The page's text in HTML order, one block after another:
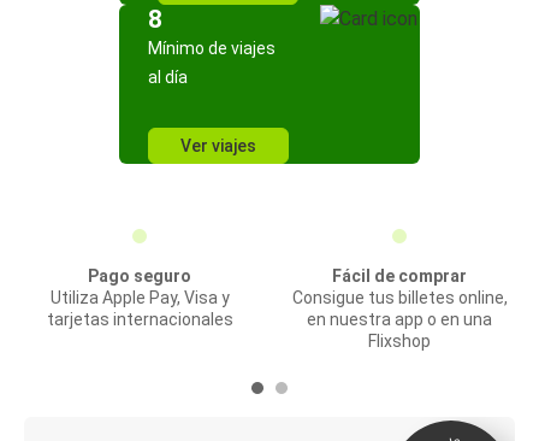
8
Mínimo de viajes
al día
Ver viajes
Pago seguro
Utiliza Apple Pay, Visa y
tarjetas internacionales
Fácil de comprar
Consigue tus billetes online,
en nuestra app o en una
Flixshop